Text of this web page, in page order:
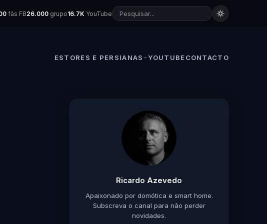
fãs FB26.000 grupo16.7K YouTube
ESTORES E PERSIANAS YOUTUBE CONTACTO
Ricardo Azevedo
Apaixonado por domótica e smart home.
Subscreva o canal para não perder
novidades.